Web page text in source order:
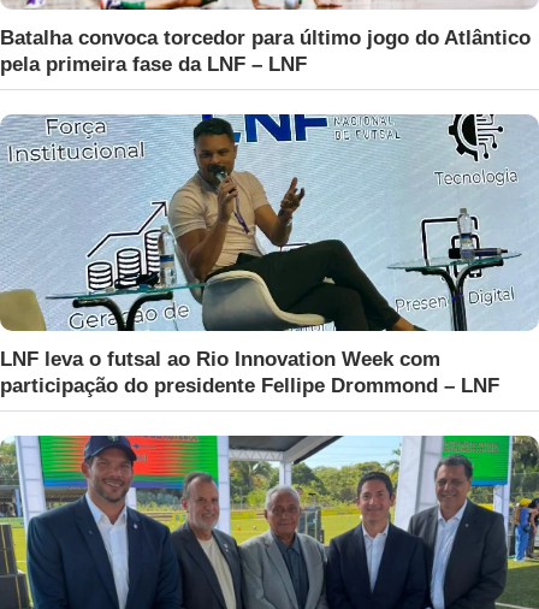
Batalha convoca torcedor para último jogo do Atlântico
pela primeira fase da LNF – LNF
LNF leva o futsal ao Rio Innovation Week com
participação do presidente Fellipe Drommond – LNF